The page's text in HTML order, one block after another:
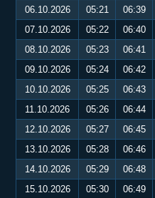
06.10.2026
05:21 06:39
07.10.2026
05:22 06:40
08.10.2026
05:23 06:41
09.10.2026
05:24 06:42
10.10.2026
05:25 06:43
11.10.2026
05:26 06:44
12.10.2026
05:27 06:45
13.10.2026
05:28 06:46
14.10.2026
05:29 06:48
15.10.2026
05:30 06:49